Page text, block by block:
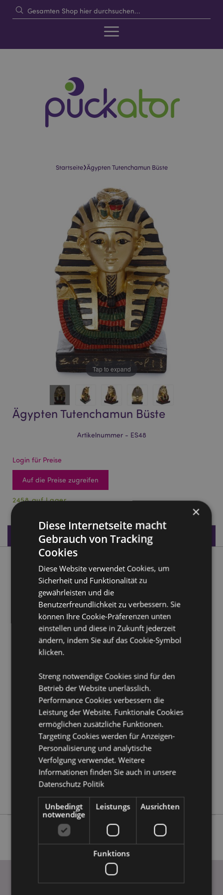
Startseite›Ägypten Tutenchamun Büste
Tap to expand
Ägypten Tutenchamun Büste
Artikelnummer - ES48
Login für Preise
Auf die Preise zugreifen
2458 auf Lager
Produktdaten
Produktbeschreibung
Ägypten Tutenchamun Büste
Material:Harz
Produkttressourcen:
Möchten Sie mehr über den Einkauf bei Puckator
erfahren?
Produktattribute
Höhe: 10cm Breite: 7cm Tiefe: 5.5cm
5055071576355
48
0.158000
Keine
Keine
×
Diese Internetseite macht
Gebrauch von Tracking
Cookies
Diese Website verwendet Cookies, um
Sicherheit und Funktionalität zu
gewährleisten und die
Benutzerfreundlichkeit zu verbessern. Sie
können Ihre Cookie-Präferenzen unten
einstellen und diese in Zukunft jederzeit
ändern, indem Sie auf das Cookie-Symbol
klicken.
Streng notwendige Cookies sind für den
Betrieb der Website unerlässlich.
Performance Cookies verbessern die
Leistung der Website. Funktionale Cookies
ermöglichen zusätzliche Funktionen.
Targeting Cookies werden für Anzeigen-
Personalisierung und analytische
Verfolgung verwendet. Weitere
Informationen finden Sie auch in unsere
Datenschutz Politik
Unbedingt
notwendige
Leistungs Ausrichten
Funktions